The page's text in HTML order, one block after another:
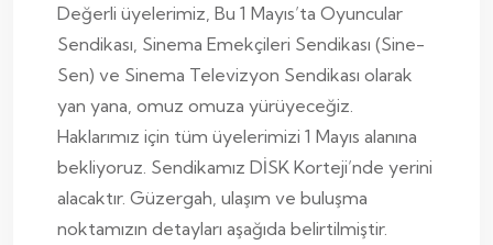
Değerli üyelerimiz, Bu 1 Mayıs’ta Oyuncular
Sendikası, Sinema Emekçileri Sendikası (Sine-
Sen) ve Sinema Televizyon Sendikası olarak
yan yana, omuz omuza yürüyeceğiz.
Haklarımız için tüm üyelerimizi 1 Mayıs alanına
bekliyoruz. Sendikamız DİSK Korteji’nde yerini
alacaktır. Güzergah, ulaşım ve buluşma
noktamızın detayları aşağıda belirtilmiştir.